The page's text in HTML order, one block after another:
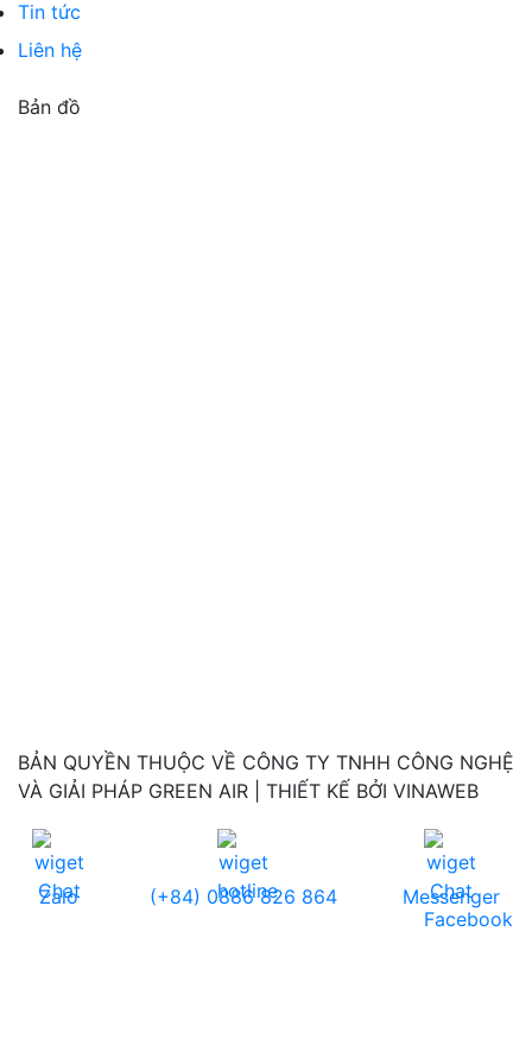
Tin tức
Liên hệ
Bản đồ
BẢN QUYỀN THUỘC VỀ CÔNG TY TNHH CÔNG NGHỆ
VÀ GIẢI PHÁP GREEN AIR | THIẾT KẾ BỞI VINAWEB
Zalo (+84) 0886 826 864 Messenger